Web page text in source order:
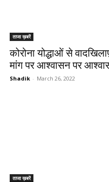
ताजा ख़बरें
कोरोना योद्धाओं से
मांग पर आश्वासन पर
Shadik - March 26, 2022
ताजा ख़बरें